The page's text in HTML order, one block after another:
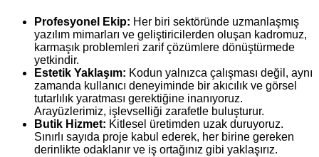
Profesyonel Ekip: Her biri sektöründe uzmanlaşmış
yazılım mimarları ve geliştiricilerden oluşan kadromuz,
karmaşık problemleri zarif çözümlere dönüştürmede
yetkindir.
Estetik Yaklaşım: Kodun yalnızca çalışması değil, aynı
zamanda kullanıcı deneyiminde bir akıcılık ve görsel
tutarlılık yaratması gerektiğine inanıyoruz.
Arayüzlerimiz, işlevselliği zarafetle buluşturur.
Butik Hizmet: Kitlesel üretimden uzak duruyoruz.
Sınırlı sayıda proje kabul ederek, her birine gereken
derinlikte odaklanır ve iş ortağınız gibi yaklaşırız.